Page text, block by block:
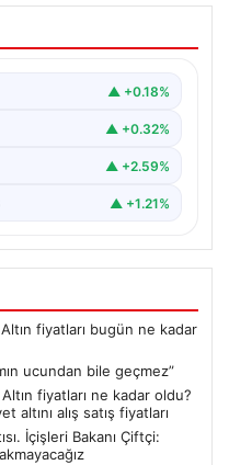
“Aklımın
▲ +0.18%
▲ +0.32%
▲ +2.59%
▲ +1.21%
fiyatları bugün ne kadar
ucundan bile geçmez”
fiyatları ne kadar oldu?
altını alış satış fiyatları
İçişleri Bakanı Çiftçi: